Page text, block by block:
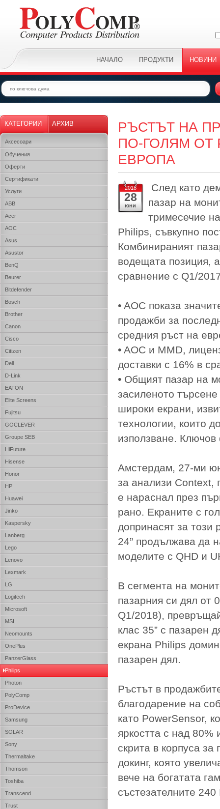
НАЧАЛО ПРОДУКТИ НОВИНИ
КАТЕГОРИИ АРХИВ
Аксесоари
Обучения
Оферти
Сертификати
Услуги
ABB
Acer
AOC
Asus
Asustor
BenQ
Beurer
Bitdefender
Bosch
Brother
Canon
Cisco
Citizen
Dell
D-Link
EATON
Elite Screens
Fujitsu
GOCLEVER
Groupe SEB
HiFuture
Hisense
Honor
HP
Huawei
Jinko
Kaspersky
Lanberg
Lego
Lenovo
Lexmark
LG
Logitech
Microsoft
MSI
Neomounts
OnePlus
PanzerGlass
Philips
Photon
PolyComp
ProDevice
Samsung
SOLAR
Sony
Thermaltake
Thomson
Toshiba
Transcend
Trust
РЪСТЪТ НА
ПО-ГОЛЯМ ОТ
ЕВРОПА
2018
28
юни
След като
пазар на
тримесечие
Philips, съвкупно
Комбинираният
водещата позиция,
сравнение с Q1/
• AOC показа
продажби за
средния ръст на
• AOC и MMD,
доставки с 16% в
• Общият пазар на
засиленото
широки екрани,
технологии, които
използване. Ключов
Амстердам, 27-ми
за анализи Context,
е нараснал през
рано. Екраните с
допринасят за този
24” продължава да
моделите с QHD и
В сегмента на
пазарния си дял от
Q1/2018),
клас 35” с пазарен
екрана Philips
пазарен дял.
Ръстът в
благодарение на
като PowerSensor,
яркостта с над
скрита в корпуса за
докинг, която
вече на богатата
състезателните